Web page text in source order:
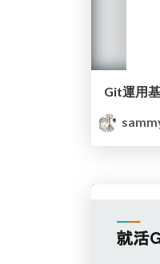
Git運用